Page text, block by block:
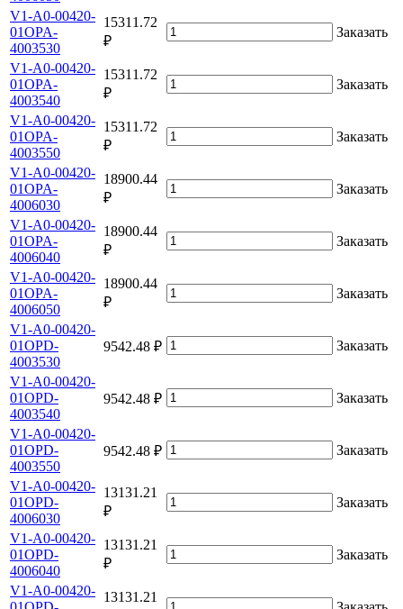
V1-A0-00420-
01OPA-
4003530
15311.72
₽
Заказать
V1-A0-00420-
01OPA-
4003540
15311.72
₽
Заказать
V1-A0-00420-
01OPA-
4003550
15311.72
₽
Заказать
V1-A0-00420-
01OPA-
4006030
18900.44
₽
Заказать
V1-A0-00420-
01OPA-
4006040
18900.44
₽
Заказать
V1-A0-00420-
01OPA-
4006050
18900.44
₽
Заказать
V1-A0-00420-
01OPD-
4003530
9542.48 ₽ Заказать
V1-A0-00420-
01OPD-
4003540
9542.48 ₽ Заказать
V1-A0-00420-
01OPD-
4003550
9542.48 ₽ Заказать
V1-A0-00420-
01OPD-
4006030
13131.21
₽
Заказать
V1-A0-00420-
01OPD-
4006040
13131.21
₽
Заказать
V1-A0-00420- 13131.21